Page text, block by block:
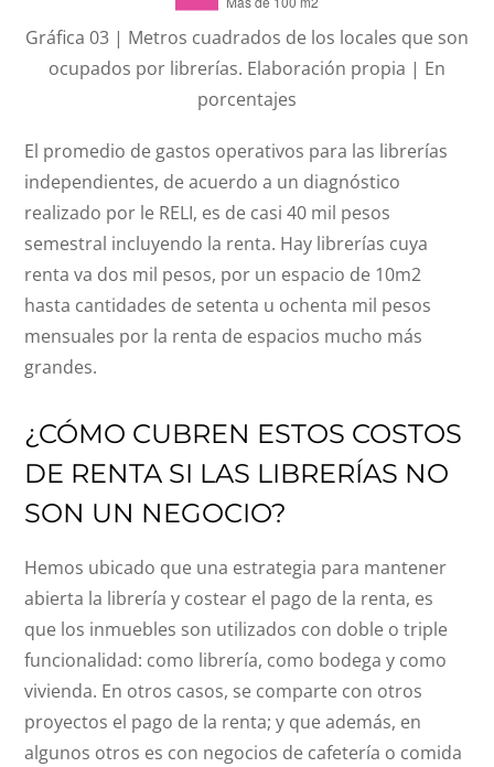
Gráfica 03 | Metros cuadrados de los locales que son
ocupados por librerías. Elaboración propia | En
porcentajes
El promedio de gastos operativos para las librerías
independientes, de acuerdo a un diagnóstico
realizado por le RELI, es de casi 40 mil pesos
semestral incluyendo la renta. Hay librerías cuya
renta va dos mil pesos, por un espacio de 10m2
hasta cantidades de setenta u ochenta mil pesos
mensuales por la renta de espacios mucho más
grandes.
¿CÓMO CUBREN ESTOS COSTOS
DE RENTA SI LAS LIBRERÍAS NO
SON UN NEGOCIO?
Hemos ubicado que una estrategia para mantener
abierta la librería y costear el pago de la renta, es
que los inmuebles son utilizados con doble o triple
funcionalidad: como librería, como bodega y como
vivienda. En otros casos, se comparte con otros
proyectos el pago de la renta; y que además, en
algunos otros es con negocios de cafetería o comida